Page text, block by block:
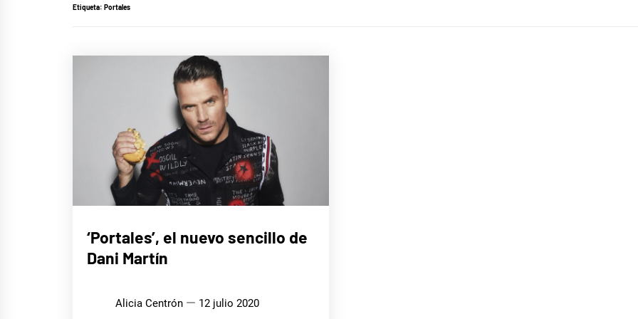
Etiqueta: Portales
‘Portales’, el nuevo sencillo de
Dani Martín
Alicia Centrón 12 julio 2020